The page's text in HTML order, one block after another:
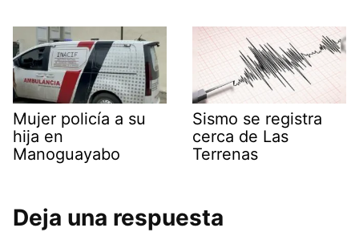
Mujer policía a su
hija en
Manoguayabo
Sismo se registra
cerca de Las
Terrenas
Deja una respuesta